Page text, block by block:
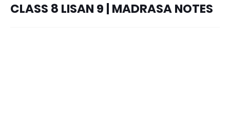
CLASS 8 LISAN 9 | MADRASA NOTES